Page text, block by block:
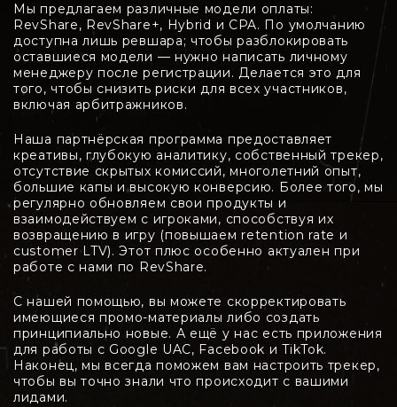
Мы предлагаем различные модели оплаты:
RevShare, RevShare+, Hybrid и CPA. По умолчанию
доступна лишь ревшара; чтобы разблокировать
оставшиеся модели — нужно написать личному
менеджеру после регистрации. Делается это для
того, чтобы снизить риски для всех участников,
включая арбитражников.
Наша партнёрская программа предоставляет
креативы, глубокую аналитику, собственный трекер,
отсутствие скрытых комиссий, многолетний опыт,
большие капы и высокую конверсию. Более того, мы
регулярно обновляем свои продукты и
взаимодействуем с игроками, способствуя их
возвращению в игру (повышаем retention rate и
customer LTV). Этот плюс особенно актуален при
работе с нами по RevShare.
С нашей помощью, вы можете скорректировать
имеющиеся промо-материалы либо создать
принципиально новые. А ещё у нас есть приложения
для работы с Google UAC, Facebook и TikTok.
Наконец, мы всегда поможем вам настроить трекер,
чтобы вы точно знали что происходит с вашими
лидами.